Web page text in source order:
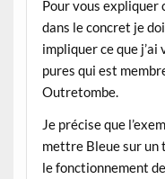
Pour vous expliquer
dans le concret je
impliquer ce que j’ai
pures qui est
Outretombe.
Je précise que
mettre Bleue sur un
le fonctionnement